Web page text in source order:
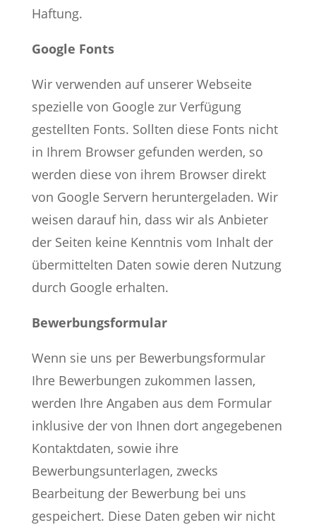
Haftung.
Google Fonts
Wir verwenden auf unserer Webseite
spezielle von Google zur Verfügung
gestellten Fonts. Sollten diese Fonts nicht
in Ihrem Browser gefunden werden, so
werden diese von ihrem Browser direkt
von Google Servern heruntergeladen. Wir
weisen darauf hin, dass wir als Anbieter
der Seiten keine Kenntnis vom Inhalt der
übermittelten Daten sowie deren Nutzung
durch Google erhalten.
Bewerbungsformular
Wenn sie uns per Bewerbungsformular
Ihre Bewerbungen zukommen lassen,
werden Ihre Angaben aus dem Formular
inklusive der von Ihnen dort angegebenen
Kontaktdaten, sowie ihre
Bewerbungsunterlagen, zwecks
Bearbeitung der Bewerbung bei uns
gespeichert. Diese Daten geben wir nicht